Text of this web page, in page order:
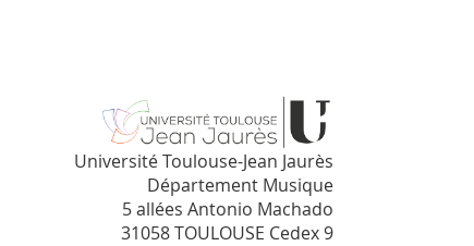
Université Toulouse-Jean Jaurès
Département Musique
5 allées Antonio Machado
31058 TOULOUSE Cedex 9